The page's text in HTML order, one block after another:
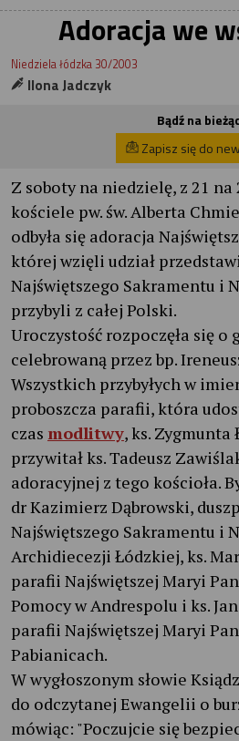
Adoracja we
Niedziela łódzka 30/2003
Ilona Jadczyk
Bądź na
Zapisz się do
Z soboty na niedzielę, z 21 na
kościele pw. św. Alberta
odbyła się adoracja
której wzięli udział
Najświętszego Sakramentu i
przybyli z całej Polski.
Uroczystość rozpoczęła się o
celebrowaną przez bp.
Wszystkich przybyłych w
proboszcza parafii, która
czas modlitwy, ks.
przywitał ks. Tadeusz
adoracyjnej z tego kościoła.
dr Kazimierz Dąbrowski,
Najświętszego Sakramentu i
Archidiecezji Łódzkiej, ks.
parafii Najświętszej Maryi
Pomocy w Andrespolu i ks.
parafii Najświętszej Maryi
Pabianicach.
W wygłoszonym słowie
do odczytanej Ewangelii o
mówiąc: "Poczujcie się